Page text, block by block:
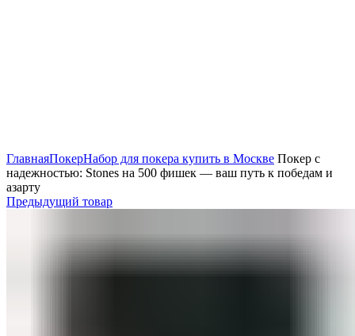
ГлавнаяПокерНабор для покера купить в Москве Покер с
надежностью: Stones на 500 фишек — ваш путь к победам и
азарту
Предыдущий товар